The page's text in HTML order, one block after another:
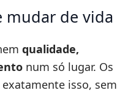
mudar de vida
qualidade,
num só lugar. Os
isso, sem